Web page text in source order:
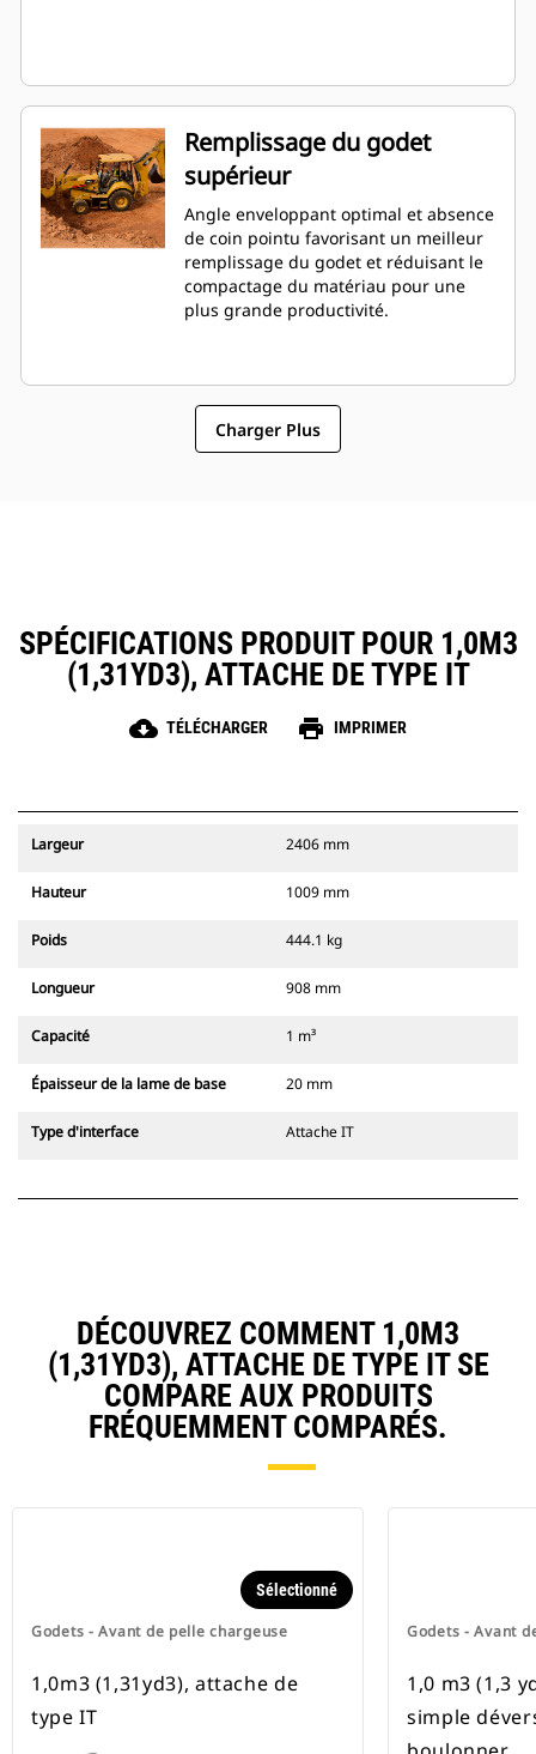
Remplissage du godet
supérieur
Angle enveloppant optimal et absence
de coin pointu favorisant un meilleur
remplissage du godet et réduisant le
compactage du matériau pour une
plus grande productivité.
Charger Plus
SPÉCIFICATIONS PRODUIT POUR 1,0M3
(1,31YD3), ATTACHE DE TYPE IT
cloud_download TÉLÉCHARGER print IMPRIMER
Largeur 2406 mm
Hauteur 1009 mm
Poids 444.1 kg
Longueur 908 mm
Capacité 1 m³
Épaisseur de la lame de base 20 mm
Type d'interface Attache IT
DÉCOUVREZ COMMENT 1,0M3
(1,31YD3), ATTACHE DE TYPE IT SE
COMPARE AUX PRODUITS
FRÉQUEMMENT COMPARÉS.
Godets - Avant de pelle chargeuse
Sélectionné
1,0m3 (1,31yd3), attache de
type IT
Godets - Avant
1,0 m3 (1,3
simple